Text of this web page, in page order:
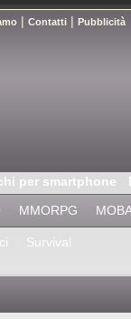
| Contatti | Pubblicità
per smartphone
MMORPG
Survival